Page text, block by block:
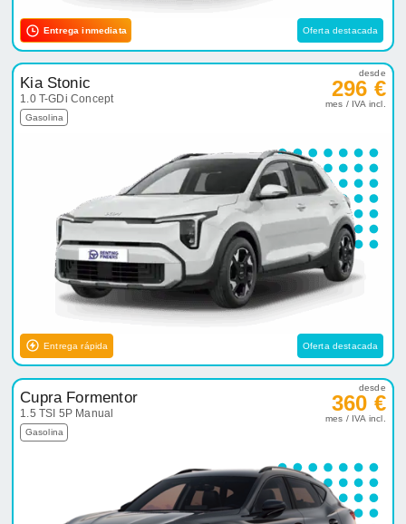
Entrega inmediata Oferta destacada
Kia Stonic
1.0 T-GDi Concept
Gasolina
desde
296 €
mes / IVA incl.
Entrega rápida Oferta destacada
Cupra Formentor
1.5 TSI 5P Manual
Gasolina
desde
360 €
mes / IVA incl.